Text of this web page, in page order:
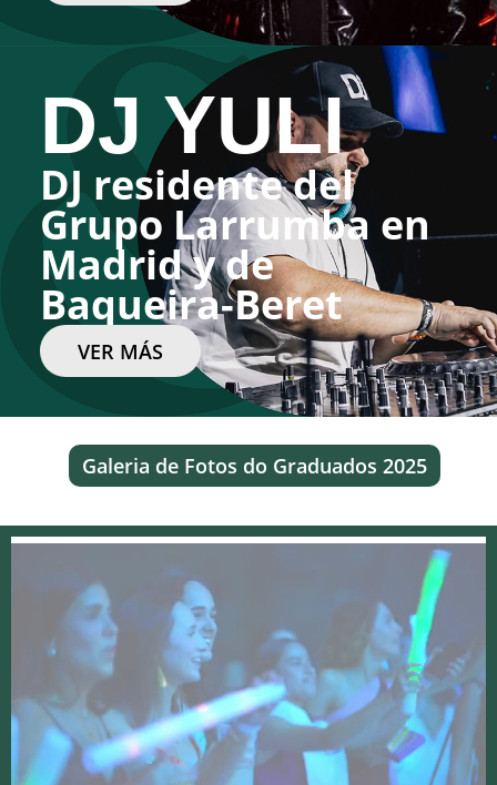
DJ YULI
DJ residente del
Grupo Larrumba en
Madrid y de
Baqueira-Beret
VER MÁS
Galeria de Fotos do Graduados 2025